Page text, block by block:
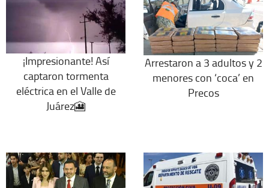
¡Impresionante! Así
captaron tormenta
eléctrica en el Valle de
Juárez🎦
Arrestaron a 3 adultos y 2
menores con ‘coca’ en
Precos